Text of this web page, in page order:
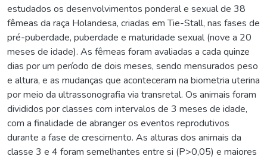
estudados os desenvolvimentos ponderal e sexual de 38
fêmeas da raça Holandesa, criadas em Tie-Stall, nas fases de
pré-puberdade, puberdade e maturidade sexual (nove a 20
meses de idade). As fêmeas foram avaliadas a cada quinze
dias por um período de dois meses, sendo mensurados peso
e altura, e as mudanças que aconteceram na biometria uterina
por meio da ultrassonografia via transretal. Os animais foram
divididos por classes com intervalos de 3 meses de idade,
com a finalidade de abranger os eventos reprodutivos
durante a fase de crescimento. As alturas dos animais da
classe 3 e 4 foram semelhantes entre si (P>0,05) e maiores